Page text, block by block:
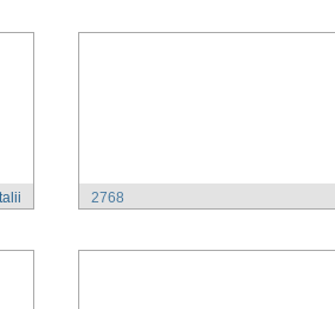
2768